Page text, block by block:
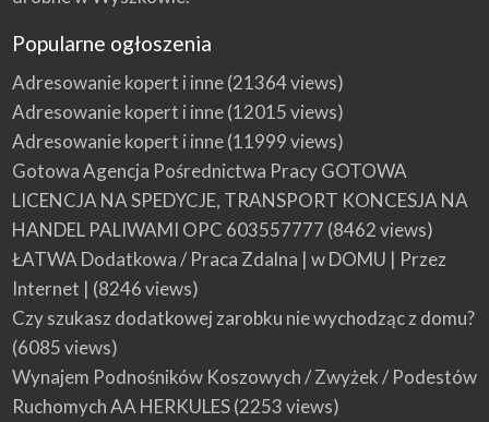
Popularne ogłoszenia
Adresowanie kopert i inne(21364 views)
Adresowanie kopert i inne(12015 views)
Adresowanie kopert i inne(11999 views)
Gotowa Agencja Pośrednictwa Pracy GOTOWA
LICENCJA NA SPEDYCJE, TRANSPORT KONCESJA NA
HANDEL PALIWAMI OPC 603557777 (8462 views)
ŁATWA Dodatkowa / Praca Zdalna | w DOMU | Przez
Internet | (8246 views)
Czy szukasz dodatkowej zarobku nie wychodząc z domu?
(6085 views)
Wynajem Podnośników Koszowych / Zwyżek / Podestów
Ruchomych AA HERKULES(2253 views)